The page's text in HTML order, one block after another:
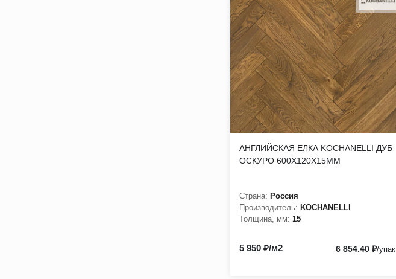
АНГЛИЙСКАЯ ЕЛКА KOCHANELLI ДУБ
ОСКУРО 600Х120Х15ММ
Страна: Россия
Производитель: KOCHANELLI
Толщина, мм: 15
5 950 ₽/м2 6 854.40 ₽/упак.